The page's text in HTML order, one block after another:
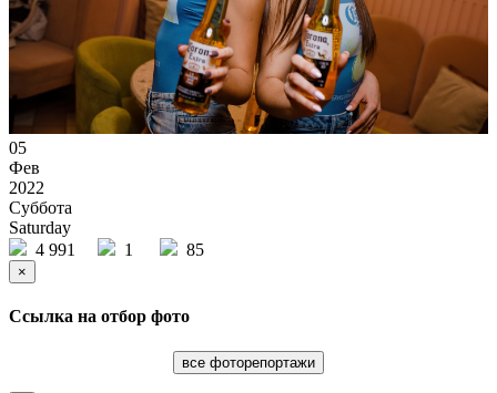
05
Фев
2022
Суббота
Saturday
4 991
1 85
×
Ссылка на отбор фото
все фоторепортажи